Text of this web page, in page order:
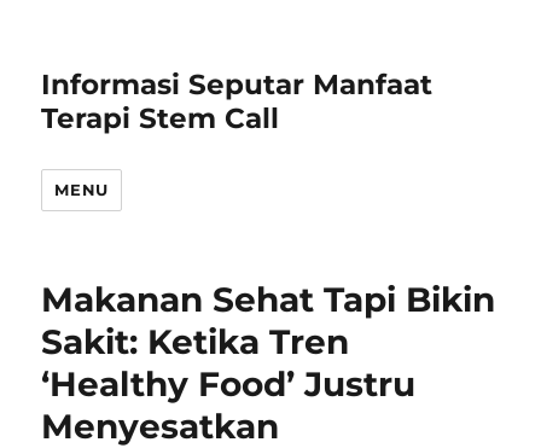
Informasi Seputar Manfaat
Terapi Stem Call
MENU
Makanan Sehat Tapi Bikin
Sakit: Ketika Tren
‘Healthy Food’ Justru
Menyesatkan